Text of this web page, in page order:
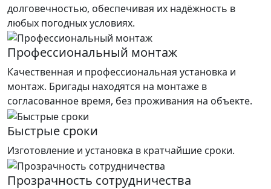
долговечностью, обеспечивая их надёжность в
любых погодных условиях.
Профессиональный монтаж
Качественная и профессиональная установка и
монтаж. Бригады находятся на монтаже в
согласованное время, без проживания на объекте.
Быстрые сроки
Изготовление и установка в кратчайшие сроки.
Прозрачность сотрудничества